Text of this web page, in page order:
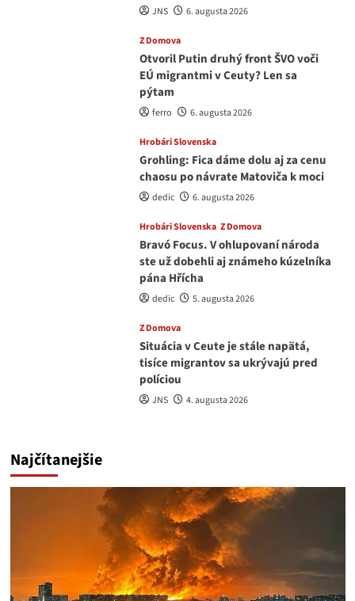
JNS 6. augusta 2026
Z Domova
Otvoril Putin druhý front ŠVO voči
EÚ migrantmi v Ceuty? Len sa
pýtam
ferro 6. augusta 2026
Hrobári Slovenska
Grohling: Fica dáme dolu aj za cenu
chaosu po návrate Matoviča k moci
dedic 6. augusta 2026
Hrobári Slovenska Z Domova
Bravó Focus. V ohlupovaní národa
ste už dobehli aj známeho kúzelníka
pána Hřícha
dedic 5. augusta 2026
Z Domova
Situácia v Ceute je stále napätá,
tisíce migrantov sa ukrývajú pred
políciou
JNS 4. augusta 2026
Najčítanejšie